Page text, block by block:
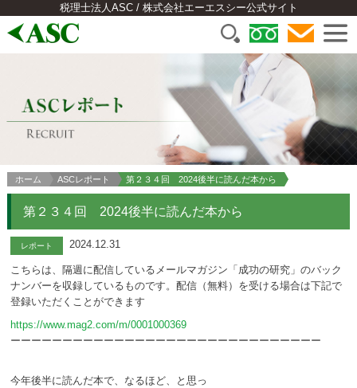
税理士法人ASC / 株式会社エーエスシー公式サイト
ホーム ASCレポート 第２３４回 2024後半に読んだ本から
第２３４回 2024後半に読んだ本から
レポート 2024.12.31
こちらは、隔週に配信しているメールマガジン「成功の研究」のバック
ナンバーを収録しているものです。配信（無料）を受ける場合は下記で
登録いただくことができます
https://www.mag2.com/m/0001000369
ーーーーーーーーーーーーーーーーーーーーーーーーーーーーーー
今年後半に読んだ本で、なるほど、と思っ